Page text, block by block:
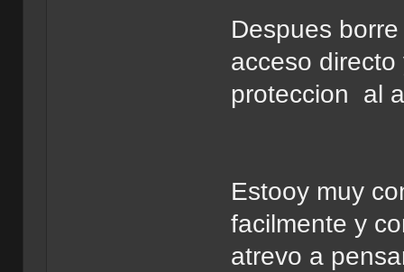
Despues
acceso
proteccion al
Estooy muy
facilmente y
atrevo a